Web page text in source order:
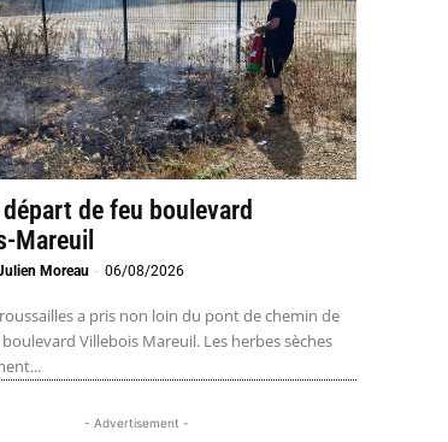
de feu boulevard
Mareuil
Moreau - 06/08/2026
a pris non loin du pont de chemin de
Villebois Mareuil. Les herbes sèches
- Advertisement -